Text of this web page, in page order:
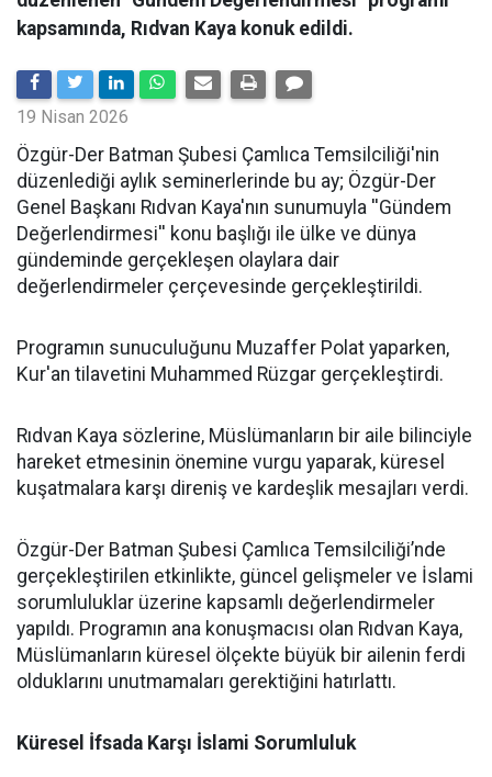
kapsamında, Rıdvan Kaya konuk edildi.
19 Nisan 2026
​Özgür-Der Batman Şubesi Çamlıca Temsilciliği'nin
düzenlediği aylık seminerlerinde bu ay; Özgür-Der
Genel Başkanı Rıdvan Kaya'nın sunumuyla ''Gündem
Değerlendirmesi'' konu başlığı ile ülke ve dünya
gündeminde gerçekleşen olaylara dair
değerlendirmeler çerçevesinde gerçekleştirildi.
Programın sunuculuğunu Muzaffer Polat yaparken,
Kur'an tilavetini Muhammed Rüzgar gerçekleştirdi.
Rıdvan Kaya sözlerine, Müslümanların bir aile bilinciyle
hareket etmesinin önemine vurgu yaparak, küresel
kuşatmalara karşı direniş ve kardeşlik mesajları verdi.
Özgür-Der Batman Şubesi Çamlıca Temsilciliği’nde
gerçekleştirilen etkinlikte, güncel gelişmeler ve İslami
sorumluluklar üzerine kapsamlı değerlendirmeler
yapıldı. Programın ana konuşmacısı olan Rıdvan Kaya,
Müslümanların küresel ölçekte büyük bir ailenin ferdi
olduklarını unutmamaları gerektiğini hatırlattı.
Küresel İfsada Karşı İslami Sorumluluk